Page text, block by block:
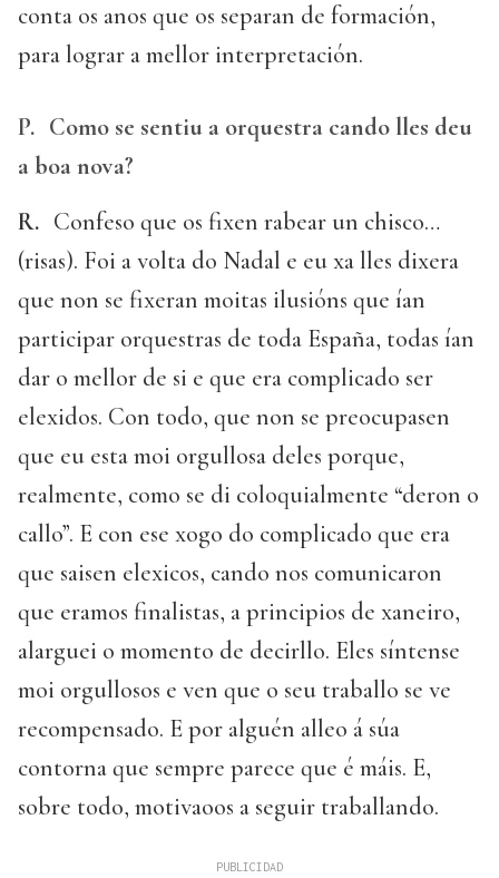
conta os anos que os separan de formación,
para lograr a mellor interpretación.
P. Como se sentiu a orquestra cando lles deu
a boa nova?
R. Confeso que os fixen rabear un chisco…
(risas). Foi a volta do Nadal e eu xa lles dixera
que non se fixeran moitas ilusións que ían
participar orquestras de toda España, todas ían
dar o mellor de si e que era complicado ser
elexidos. Con todo, que non se preocupasen
que eu esta moi orgullosa deles porque,
realmente, como se di coloquialmente “deron o
callo”. E con ese xogo do complicado que era
que saisen elexicos, cando nos comunicaron
que eramos finalistas, a principios de xaneiro,
alarguei o momento de decirllo. Eles síntense
moi orgullosos e ven que o seu traballo se ve
recompensado. E por alguén alleo á súa
contorna que sempre parece que é máis. E,
sobre todo, motivaoos a seguir traballando.